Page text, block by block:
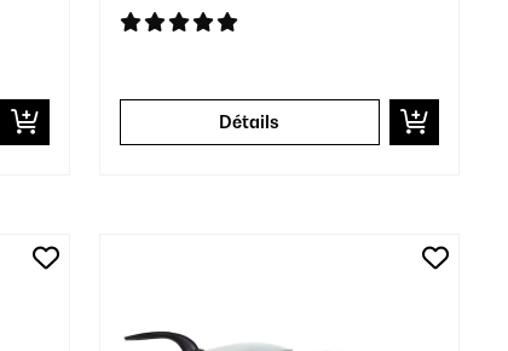
Détails